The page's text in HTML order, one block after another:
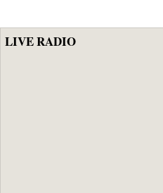
LIVE RADIO